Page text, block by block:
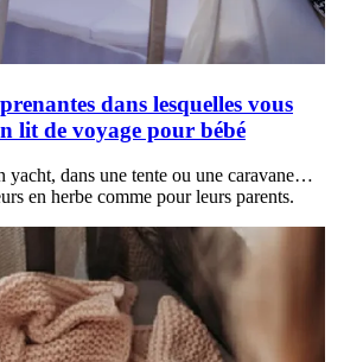
dans lesquelles vous
lit de voyage pour bébé
yacht, dans une tente ou une caravane…
en herbe comme pour leurs parents.